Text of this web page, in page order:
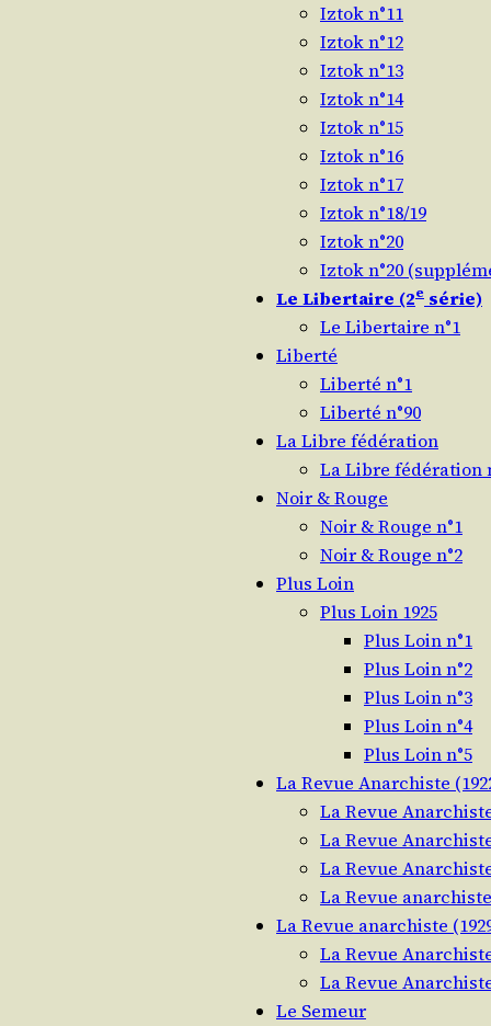
Iztok n°11
Iztok n°12
Iztok n°13
Iztok n°14
Iztok n°15
Iztok n°16
Iztok n°17
Iztok n°18/19
Iztok n°20
Iztok n°20
Le Libertaire (2e série)
Le Libertaire n°1
Liberté
Liberté n°1
Liberté n°90
La Libre fédération
La Libre fédération
Noir & Rouge
Noir & Rouge n°1
Noir & Rouge n°2
Plus Loin
Plus Loin 1925
Plus Loin n°1
Plus Loin n°2
Plus Loin n°3
Plus Loin n°4
Plus Loin n°5
La Revue Anarchiste
La Revue
La Revue
La Revue
La Revue
La Revue anarchiste
La Revue
La Revue
Le Semeur